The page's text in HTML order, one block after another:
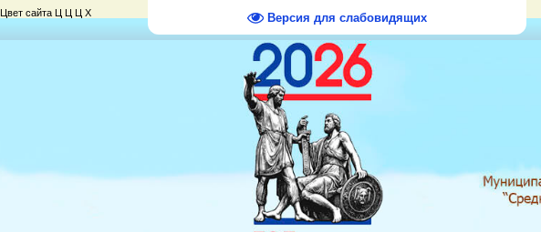
Версия для слабовидящих
Цвет сайта Ц Ц Ц Х
Вы вошли какГостьГруппа "Гости" Четверг, 06 Августа 2026,